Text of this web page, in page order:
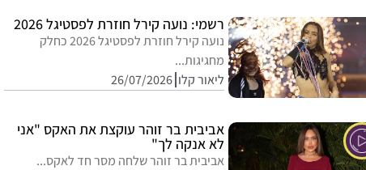
רשמי: נועה קירל חוזרת לפסטיגל 2026
נועה קירל חוזרת לפסטיגל 2026 כחלק
מחגיגות...
ליאור קלו 26/07/2026
אביבית בר זוהר עוקצת את האקס "אני
לא אנקה לך"
אביבית בר זוהר שלחה מסר חד לאקס...